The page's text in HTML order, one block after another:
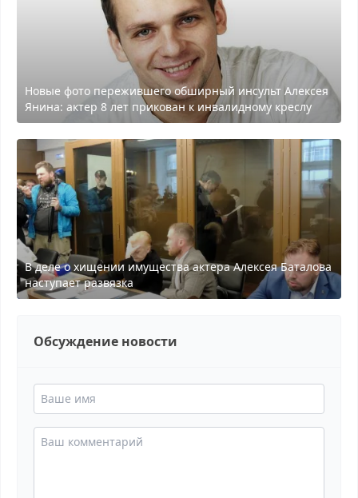
Новые фото пережившего обширный инсульт Алексея
Янина: актер 8 лет прикован к инвалидному креслу
В деле о хищении имущества актера Алексея Баталова
наступает развязка
Обсуждение новости